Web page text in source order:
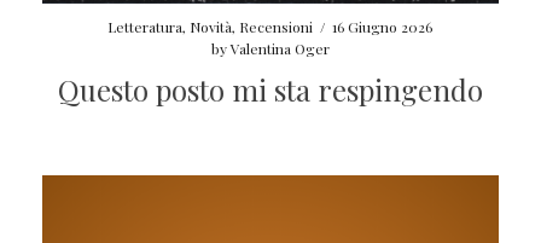
Letteratura, Novità, Recensioni / 16 Giugno 2026
byValentina Oger
Questo posto mi sta respingendo